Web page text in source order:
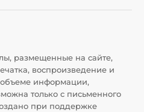
размещенные на сайте,
воспроизведение и
информации,
только с письменного
при поддержке